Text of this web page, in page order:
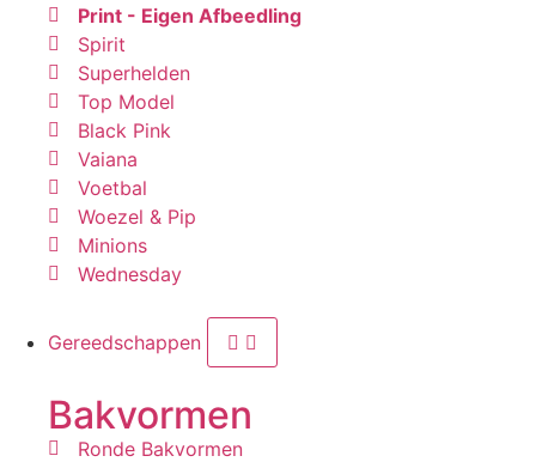
Print - Eigen Afbeedling
Spirit
Superhelden
Top Model
Black Pink
Vaiana
Voetbal
Woezel & Pip
Minions
Wednesday
Gereedschappen
Bakvormen
Ronde Bakvormen